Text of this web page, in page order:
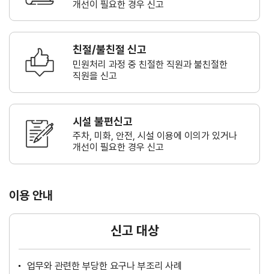
개선이 필요한 경우 신고
친절/불친절 신고
민원처리 과정 중 친절한 직원과불친절한
직원을 신고
시설 불편신고
주차, 미화, 안전, 시설 이용에 이의가 있거나
개선이 필요한 경우 신고
이용 안내
신고 대상
업무와 관련한 부당한 요구나 부조리 사례